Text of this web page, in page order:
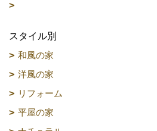
スタイル別
和風の家
洋風の家
リフォーム
平屋の家